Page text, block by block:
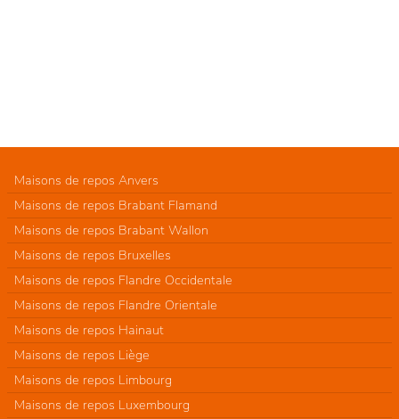
Maisons de repos Anvers
Maisons de repos Brabant Flamand
Maisons de repos Brabant Wallon
Maisons de repos Bruxelles
Maisons de repos Flandre Occidentale
Maisons de repos Flandre Orientale
Maisons de repos Hainaut
Maisons de repos Liège
Maisons de repos Limbourg
Maisons de repos Luxembourg